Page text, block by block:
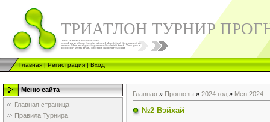
ТРИАТЛОН ТУРНИР
Главная|Регистрация|Вход
Меню сайта
Главная страница
Правила Турнира
Главная » Прогнозы » 2024 год » Men 2024
№2 Вэйхай